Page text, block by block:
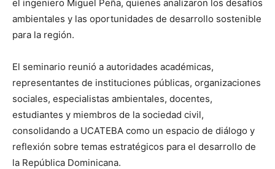
el ingeniero Miguel Peña, quienes analizaron los desafíos
ambientales y las oportunidades de desarrollo sostenible
para la región.
El seminario reunió a autoridades académicas,
representantes de instituciones públicas, organizaciones
sociales, especialistas ambientales, docentes,
estudiantes y miembros de la sociedad civil,
consolidando a UCATEBA como un espacio de diálogo y
reflexión sobre temas estratégicos para el desarrollo de
la República Dominicana.